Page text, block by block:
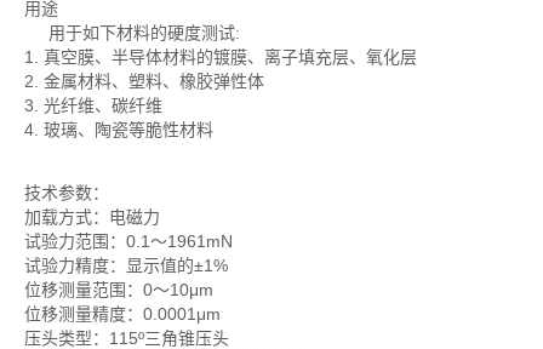
用途
用于如下材料的硬度测试:
1. 真空膜、半导体材料的镀膜、离子填充层、氧化层
2. 金属材料、塑料、橡胶弹性体
3. 光纤维、碳纤维
4. 玻璃、陶瓷等脆性材料
技术参数：
加载方式：电磁力
试验力范围：0.1～1961mN
试验力精度：显示值的±1%
位移测量范围：0～10μm
位移测量精度：0.0001μm
压头类型：115º三角锥压头